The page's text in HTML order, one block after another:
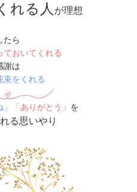
れる人 が理想
たら
ておいてくれる
謝は
束をくれる
「ありがとう」 を
る思いやり